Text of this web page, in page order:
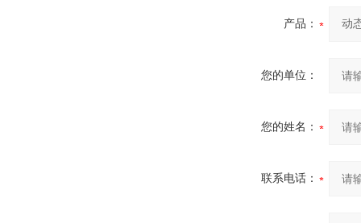
产品：
您的单位：
您的姓名：
联系电话：